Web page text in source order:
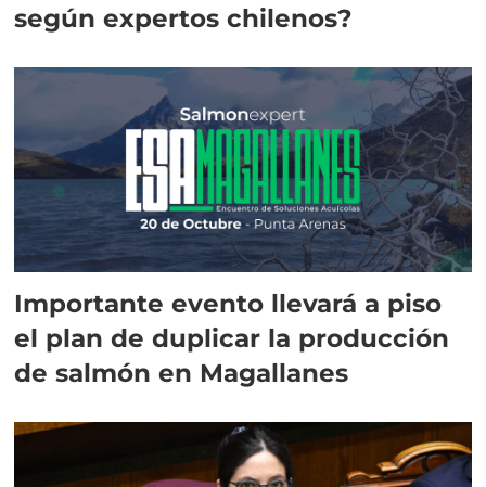
según expertos chilenos?
Importante evento llevará a piso
el plan de duplicar la producción
de salmón en Magallanes